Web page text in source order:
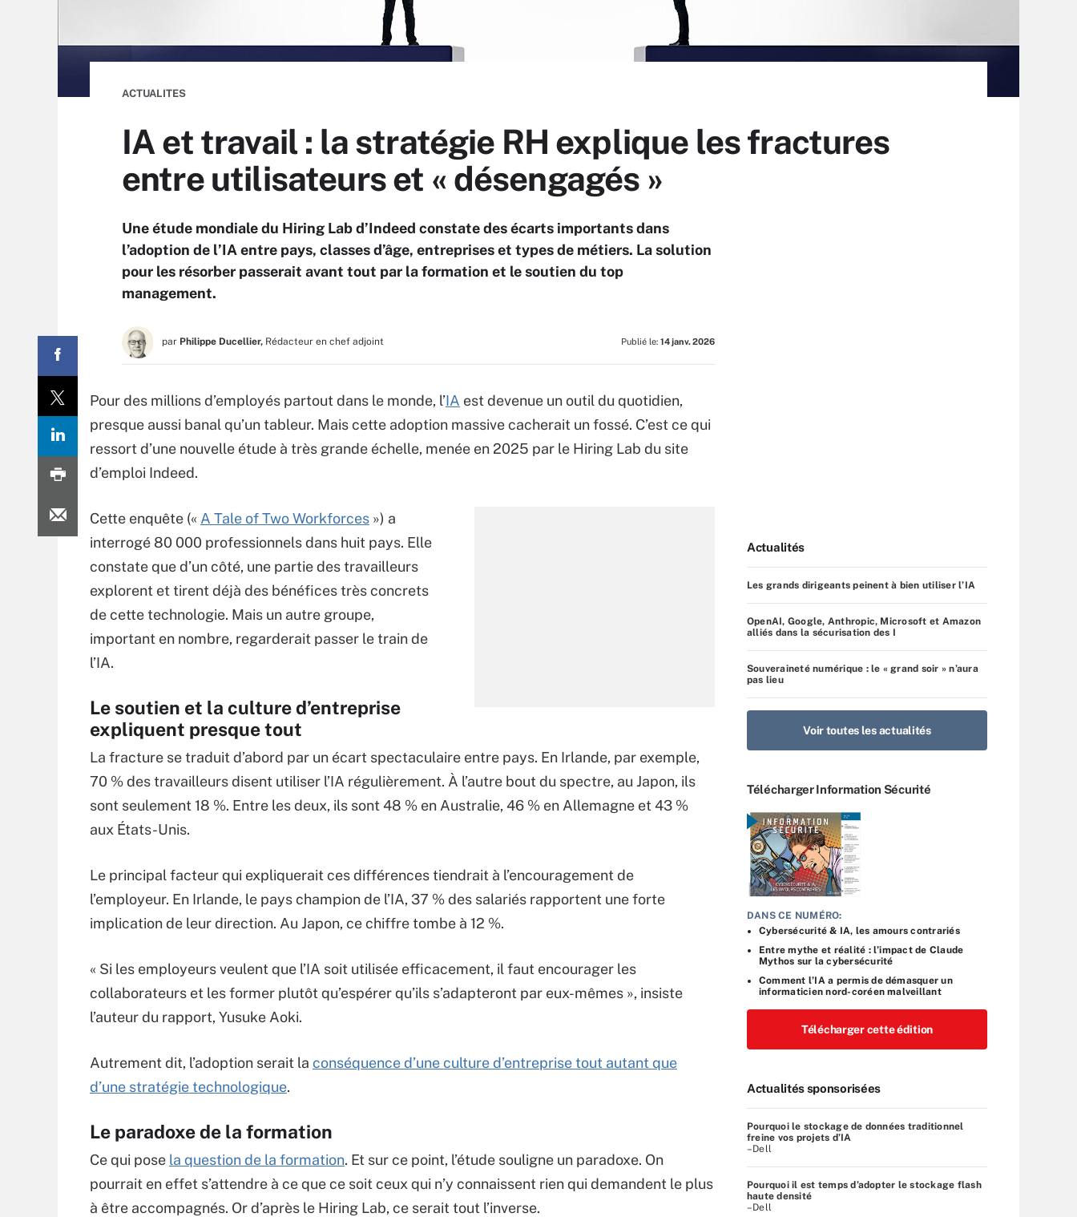
ACTUALITES
IA et travail : la stratégie RH explique les fractures
entre utilisateurs et « désengagés »
Une étude mondiale du Hiring Lab d’Indeed constate des écarts importants dans
l’adoption de l’IA entre pays, classes d’âge, entreprises et types de métiers. La solution
pour les résorber passerait avant tout par la formation et le soutien du top
management.
par Philippe Ducellier, Rédacteur en chef adjoint Publié le: 14 janv. 2026
Pour des millions d’employés partout dans le monde, l’IA est devenue un outil du quotidien,
presque aussi banal qu’un tableur. Mais cette adoption massive cacherait un fossé. C’est ce qui
ressort d’une nouvelle étude à très grande échelle, menée en 2025 par le Hiring Lab du site
d’emploi Indeed.
Cette enquête (« A Tale of Two Workforces ») a
interrogé 80 000 professionnels dans huit pays. Elle
constate que d’un côté, une partie des travailleurs
explorent et tirent déjà des bénéfices très concrets
de cette technologie. Mais un autre groupe,
important en nombre, regarderait passer le train de
l’IA.
Le soutien et la culture d’entreprise
expliquent presque tout
La fracture se traduit d’abord par un écart spectaculaire entre pays. En Irlande, par exemple,
70 % des travailleurs disent utiliser l’IA régulièrement. À l’autre bout du spectre, au Japon, ils
sont seulement 18 %. Entre les deux, ils sont 48 % en Australie, 46 % en Allemagne et 43 %
aux États-Unis.
Le principal facteur qui expliquerait ces différences tiendrait à l’encouragement de
l’employeur. En Irlande, le pays champion de l’IA, 37 % des salariés rapportent une forte
implication de leur direction. Au Japon, ce chiffre tombe à 12 %.
« Si les employeurs veulent que l’IA soit utilisée efficacement, il faut encourager les
collaborateurs et les former plutôt qu’espérer qu’ils s’adapteront par eux-mêmes », insiste
l’auteur du rapport, Yusuke Aoki.
Autrement dit, l’adoption serait la conséquence d’une culture d’entreprise tout autant que
d’une stratégie technologique.
Le paradoxe de la formation
Ce qui pose la question de la formation. Et sur ce point, l’étude souligne un paradoxe. On
pourrait en effet s’attendre à ce que ce soit ceux qui n’y connaissent rien qui demandent le plus
à être accompagnés. Or d’après le Hiring Lab, ce serait tout l’inverse.
Actualités
Les grands dirigeants peinent à bien utiliser l’IA
OpenAI, Google, Anthropic, Microsoft et Amazon
alliés dans la sécurisation des I
Souveraineté numérique : le « grand soir » n’aura
pas lieu
Voir toutes les actualités
Télécharger Information Sécurité
DANS CE NUMÉRO:
Cybersécurité & IA, les amours contrariés
Entre mythe et réalité : l’impact de Claude
Mythos sur la cybersécurité
Comment l’IA a permis de démasquer un
informaticien nord-coréen malveillant
Télécharger cette édition
Actualités sponsorisées
Pourquoi le stockage de données traditionnel
freine vos projets d’IA
–Dell
Pourquoi il est temps d’adopter le stockage flash
haute densité
–Dell